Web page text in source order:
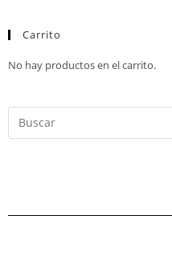
Carrito
No hay productos en el carrito.